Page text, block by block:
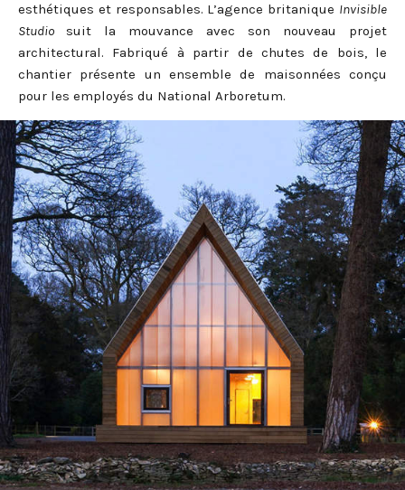
esthétiques et responsables. L’agence britanique Invisible
Studio suit la mouvance avec son nouveau projet
architectural. Fabriqué à partir de chutes de bois, le
chantier présente un ensemble de maisonnées conçu
pour les employés du National Arboretum.